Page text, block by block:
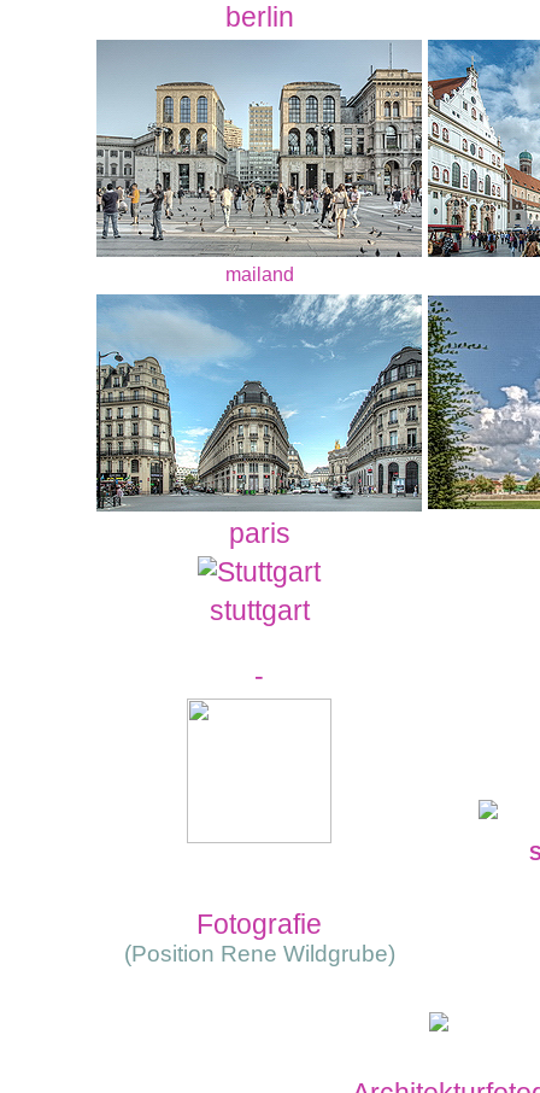
berlin
mailand
paris
stuttgart
-
Fotografie
(Position Rene Wildgrube)